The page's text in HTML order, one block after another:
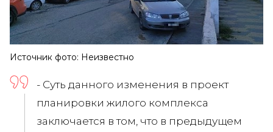
Источник фото: Неизвестно
- Суть данного изменения в проект
планировки жилого комплекса
заключается в том, что в предыдущем